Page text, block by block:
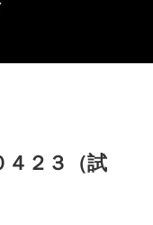
４２３（試